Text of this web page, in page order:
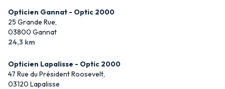
Opticien Gannat - Optic 2000
25 Grande Rue,
03800 Gannat
24,3 km
Opticien Lapalisse - Optic 2000
47 Rue du Président Roosevelt,
03120 Lapalisse